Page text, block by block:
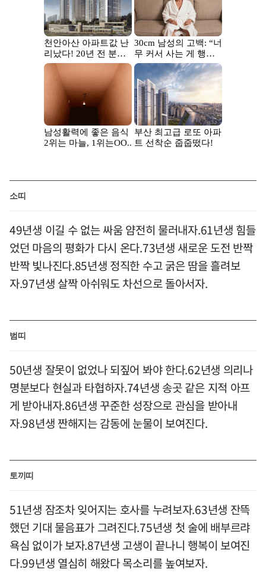
소띠
49년생 이길 수 없는 싸움 얌전히 물러내자.61년생 힘들
었던 마음의 평화가 다시 온다.73년생 새로운 도전 반짝
반짝 빛나진다.85년생 정직한 수고 굵은 땀을 흘려보
자.97년생 살짝 아쉬워도 차선으로 돌아서자.
범띠
50년생 잘못이 없었나 되짚어 봐야 한다.62년생 의리나
명분보다 현실과 타협하자.74년생 송곳 같은 지적 아프
게 받아내자.86년생 꾸준한 성장으로 관심을 받아내
자.98년생 짠해지는 감동에 눈물이 보여진다.
토끼띠
51년생 잠조차 잊어지는 호사를 누려보자.63년생 잔뜩
했던 기대 물음표가 그려진다.75년생 첫 술에 배부르랴
욕심 없이가 보자.87년생 고생이 끝나니 행복이 보여진
다.99년생 열심히 해왔다 목소리를 높여보자.